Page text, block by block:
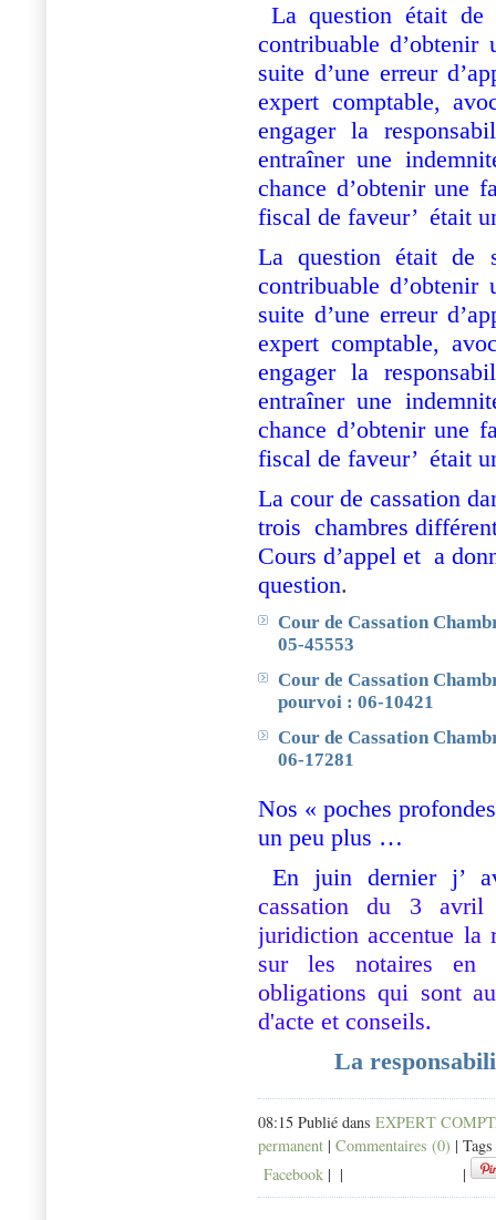
La question était de
contribuable
suite d’une erreur
expert comptable,
engager la
entraîner une
chance d’obtenir une
fiscal de faveur’ était
La question était de
contribuable
suite d’une erreur
expert comptable,
engager la
entraîner une
chance d’obtenir une
fiscal de faveur’ était
La cour de cassation
trois chambres
Cours d’appel et a
question.
Cour de Cassation
05-45553
Cour de Cassation
pourvoi : 06-10421
Cour de Cassation
06-17281
Nos « poches
un peu plus …
En juin dernier j’
cassation du 3 avril
juridiction accentue la
sur les notaires en
obligations qui sont
d'acte et conseils.
La
08:15 Publié dans EXPERT
permanent | Commentaires (0) |
Facebook | | |